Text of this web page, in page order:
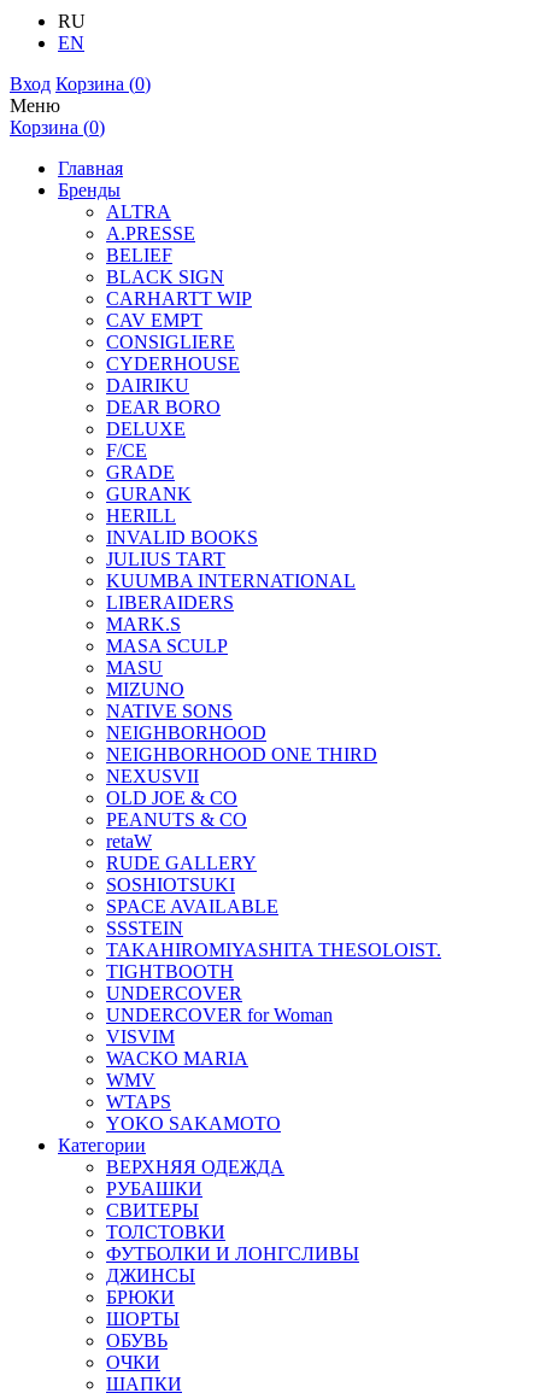
RU
EN
Вход Корзина (0)
Меню
Корзина (0)
Главная
Бренды
ALTRA
A.PRESSE
BELIEF
BLACK SIGN
CARHARTT WIP
CAV EMPT
CONSIGLIERE
CYDERHOUSE
DAIRIKU
DEAR BORO
DELUXE
F/CE
GRADE
GURANK
HERILL
INVALID BOOKS
JULIUS TART
KUUMBA INTERNATIONAL
LIBERAIDERS
MARK.S
MASA SCULP
MASU
MIZUNO
NATIVE SONS
NEIGHBORHOOD
NEIGHBORHOOD ONE THIRD
NEXUSVII
OLD JOE & CO
PEANUTS & CO
retaW
RUDE GALLERY
SOSHIOTSUKI
SPACE AVAILABLE
SSSTEIN
TAKAHIROMIYASHITA THESOLOIST.
TIGHTBOOTH
UNDERCOVER
UNDERCOVER for Woman
VISVIM
WACKO MARIA
WMV
WTAPS
YOKO SAKAMOTO
Категории
ВЕРХНЯЯ ОДЕЖДА
РУБАШКИ
СВИТЕРЫ
ТОЛСТОВКИ
ФУТБОЛКИ И ЛОНГСЛИВЫ
ДЖИНСЫ
БРЮКИ
ШОРТЫ
ОБУВЬ
ОЧКИ
ШАПКИ